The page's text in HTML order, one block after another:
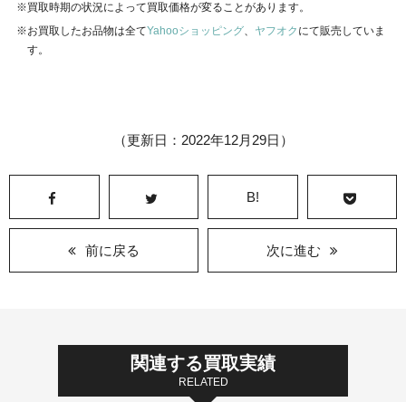
買取時期の状況によって買取価格が変ることがあります。
お買取したお品物は全てYahooショッピング、 ヤフオク にて販売していま
す。
（更新日：2022年12月29日）
B!
前に戻る 次に進む
関連する買取実績
RELATED